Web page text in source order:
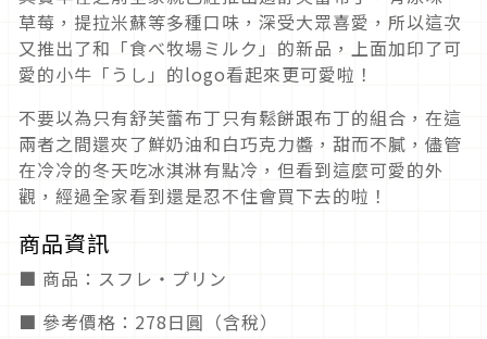
草莓，提拉米蘇等多種口味，深受大眾喜愛，所以這次
又推出了和「食べ牧場ミルク」的新品，上面加印了可
愛的小牛「うし」的logo看起來更可愛啦！
不要以為只有舒芙蕾布丁只有鬆餅跟布丁的組合，在這
兩者之間還夾了鮮奶油和白巧克力醬，甜而不膩，儘管
在冷冷的冬天吃冰淇淋有點冷，但看到這麼可愛的外
觀，經過全家看到還是忍不住會買下去的啦！
商品資訊
■ 商品：スフレ・プリン
■ 參考價格：278日圓（含稅）